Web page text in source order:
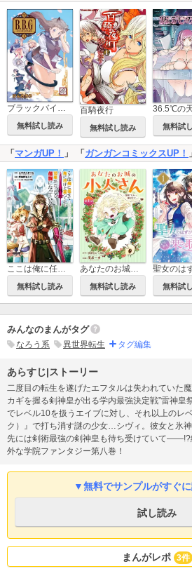
ブラックバイヤーガールズ - 帝国百貨店裏外商部 -
無料試し読み
百騎夜行
無料試し読み
36.5℃の
無料試
「マンガUP！ 」 「ガンガンコミックスUP！
ここは俺に任せて先に行けと言ってから10年がたったら伝説になっていた。
無料試し読み
あなたのお城の小人さん ～御飯下さい、働きますっ～（コミック）【分冊版】
無料試し読み 無料試
みんなのまんがタグ
なろう系 異世界転生 タグ編集
あらすじ|ストーリー
二度目の転生を遂げたエフタルは失われていた
カギを握る剣神皇が出る学内最強決定戦”雷神皇
でレベル10を扱うエイブに対し、それ以上のレ
ク）』で打ち消す謎の少女…シヴィ。彼女と氷
先には剣術最強の剣神皇も待ち受けていて
外な学院ファンタジー第八巻！
▼無料でサンプルがすぐ
試し読み
まんがレポ 3件